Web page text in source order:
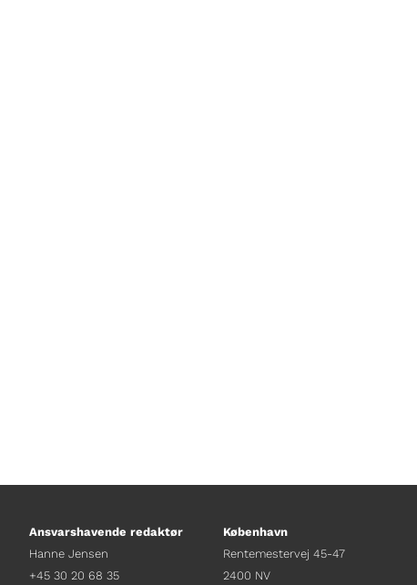
Ansvarshavende redaktør
Hanne Jensen
+45 30 20 68 35
København
Rentemestervej 45-47
2400 NV